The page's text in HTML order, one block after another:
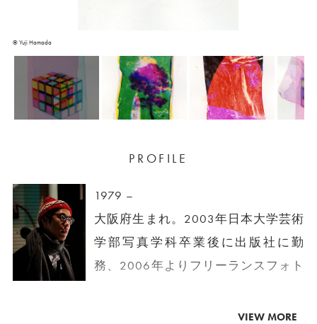
© Yuji Hamada
PROFILE
1979 –
大阪府生まれ。2003年日本大学芸術
学部写真学科卒業後に出版社に勤
務、2006年よりフリーランスフォト
として「『見る』とはどういうこと
VIEW MORE